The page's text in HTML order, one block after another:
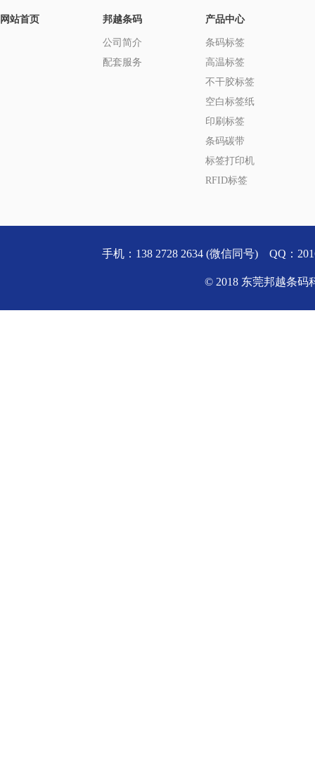
网站首页 邦越条码
公司简介
配套服务
产品中心
条码标签
高温标签
不干胶标签
空白标签纸
印刷标签
条码碳带
标签打印机
RFID标签
手机：138 2728 2634 (微信同号) QQ：
© 2018 东莞邦越条码